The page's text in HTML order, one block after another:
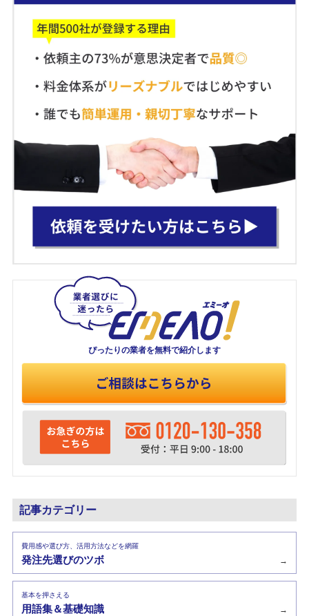
ぴったりの業者を無料で紹介します
記事カテゴリー
費用感や選び方、活用方法などを網羅
発注先選びのツボ →
基本を押さえる
用語集＆基礎知識 →